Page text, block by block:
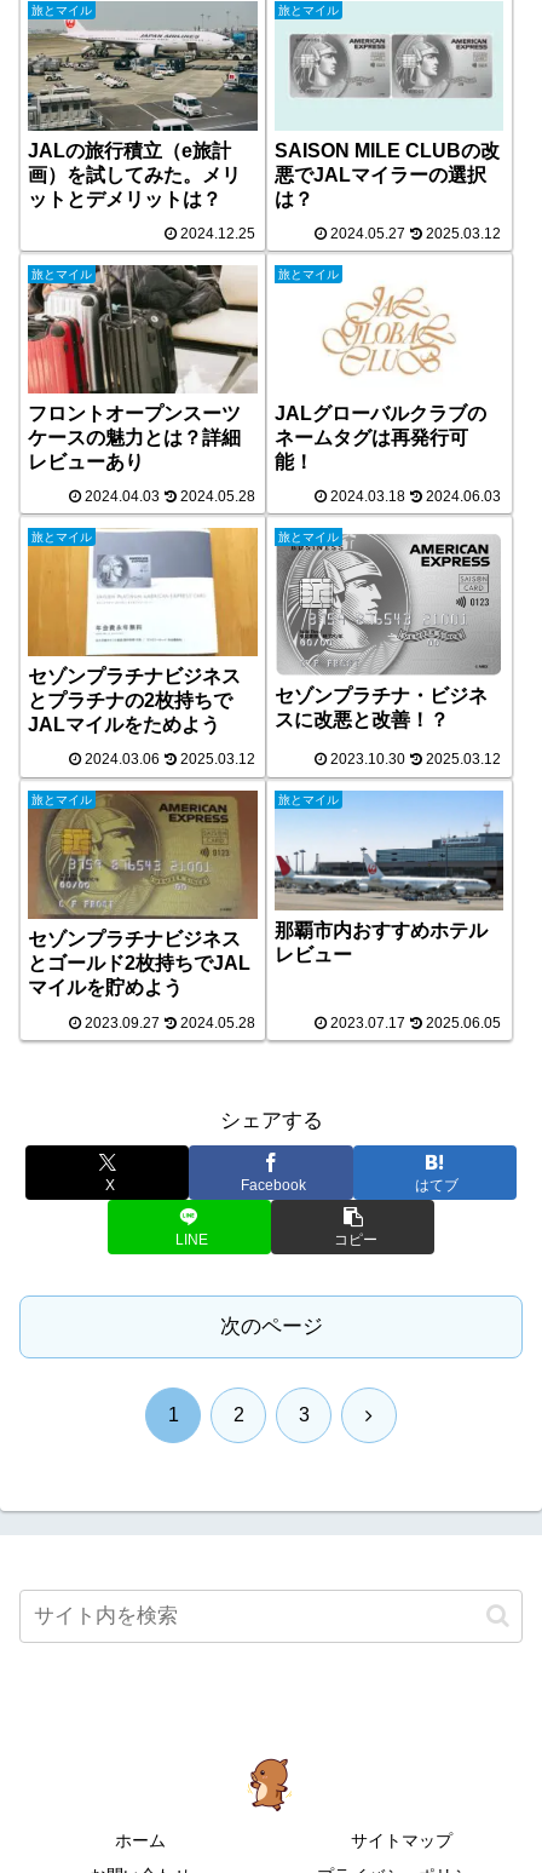
旅とマイル
JALの旅行積立（e旅計
画）を試してみた。メリ
ットとデメリットは？
2024.12.25
旅とマイル
SAISON MILE CLUBの改
悪でJALマイラーの選択
は？
2024.05.27 2025.03.12
旅とマイル
フロントオープンスーツ
ケースの魅力とは？詳細
レビューあり
2024.04.03 2024.05.28
旅とマイル
JALグローバルクラブの
ネームタグは再発行可
能！
2024.03.18 2024.06.03
旅とマイル
セゾンプラチナビジネス
とプラチナの2枚持ちで
JALマイルをためよう
2024.03.06 2025.03.12
旅とマイル
セゾンプラチナ・ビジネ
スに改悪と改善！？
2023.10.30 2025.03.12
旅とマイル
セゾンプラチナビジネス
とゴールド2枚持ちでJAL
マイルを貯めよう
2023.09.27 2024.05.28
旅とマイル
那覇市内おすすめホテル
レビュー
2023.07.17 2025.06.05
シェアする
X Facebook はてブ
LINE コピー
次のページ
1 2 3 次
ホーム
サイトマップ